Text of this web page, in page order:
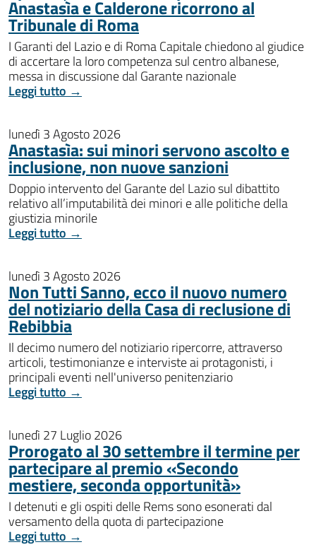
Anastasìa e Calderone ricorrono al
Tribunale di Roma
I Garanti del Lazio e di Roma Capitale chiedono al giudice
di accertare la loro competenza sul centro albanese,
messa in discussione dal Garante nazionale
Leggi tutto →
lunedì 3 Agosto 2026
Anastasìa: sui minori servono ascolto e
inclusione, non nuove sanzioni
Doppio intervento del Garante del Lazio sul dibattito
relativo all’imputabilità dei minori e alle politiche della
giustizia minorile
Leggi tutto →
lunedì 3 Agosto 2026
Non Tutti Sanno, ecco il nuovo numero
del notiziario della Casa di reclusione di
Rebibbia
Il decimo numero del notiziario ripercorre, attraverso
articoli, testimonianze e interviste ai protagonisti, i
principali eventi nell'universo penitenziario
Leggi tutto →
lunedì 27 Luglio 2026
Prorogato al 30 settembre il termine per
partecipare al premio «Secondo
mestiere, seconda opportunità»
I detenuti e gli ospiti delle Rems sono esonerati dal
versamento della quota di partecipazione
Leggi tutto →